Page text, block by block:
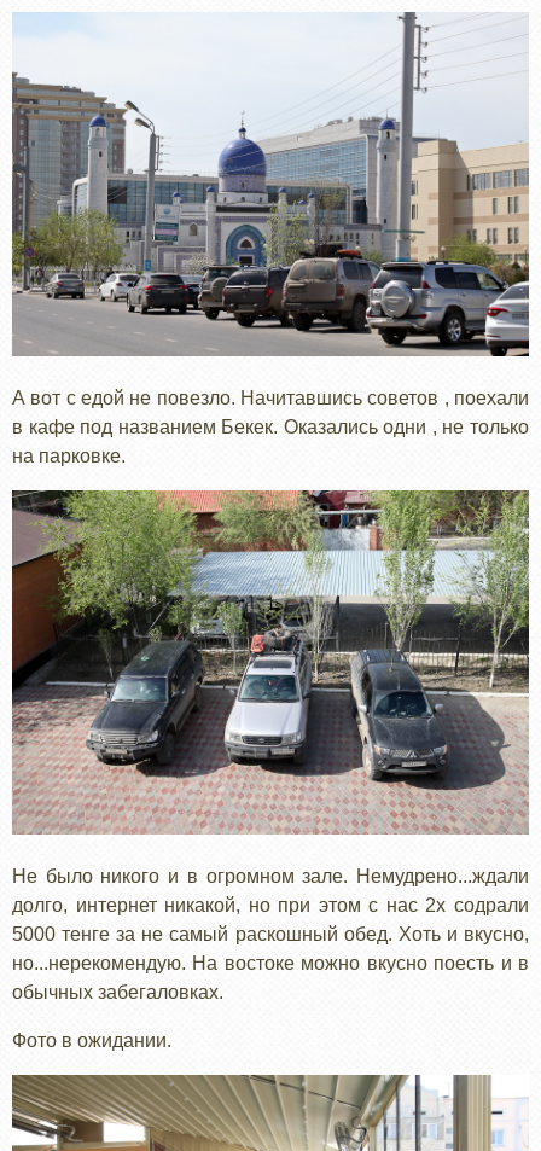
А вот с едой не повезло. Начитавшись советов , поехали
в кафе под названием Бекек. Оказались одни , не только
на парковке.
Не было никого и в огромном зале. Немудрено...ждали
долго, интернет никакой, но при этом с нас 2х содрали
5000 тенге за не самый раскошный обед. Хоть и вкусно,
но...нерекомендую. На востоке можно вкусно поесть и в
обычных забегаловках.
Фото в ожидании.